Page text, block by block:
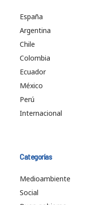
España
Argentina
Chile
Colombia
Ecuador
México
Perú
Internacional
Categorías
Medioambiente
Social